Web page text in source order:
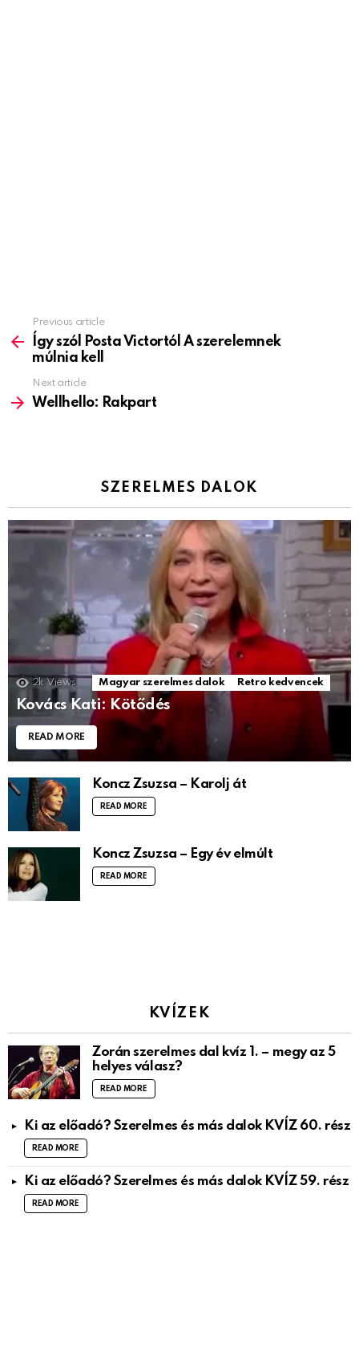
more
Previous article
Így szól Posta Victortól A szerelemnek
múlnia kell
Next article
Wellhello: Rakpart
SZERELMES DALOK
2k Views Magyar szerelmes dalok Retro kedvencek
Kovács Kati: Kötődés
READ MORE
Koncz Zsuzsa – Karolj át
READ MORE
Koncz Zsuzsa – Egy év elmúlt
READ MORE
KVÍZEK
Zorán szerelmes dal kvíz 1. – megy az 5
helyes válasz?
READ MORE
Ki az előadó? Szerelmes és más dalok KVÍZ 60. rész
READ MORE
Ki az előadó? Szerelmes és más dalok KVÍZ 59. rész
READ MORE